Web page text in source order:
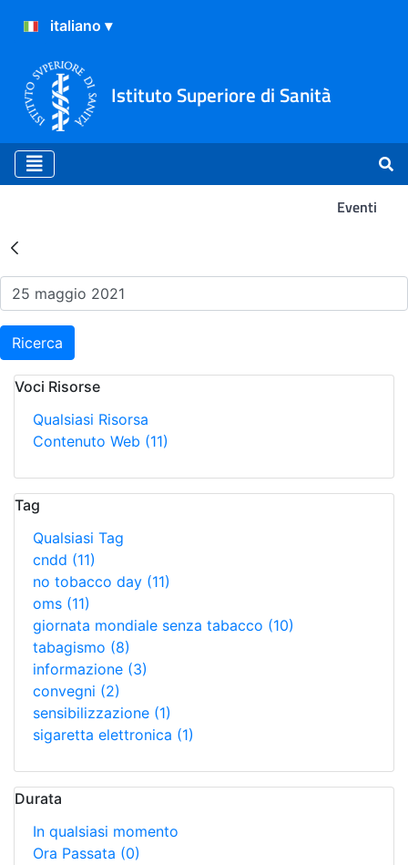
Istituto Superiore di Sanità
Eventi
Risultati della Ricerca -
Ricerca
Voci Risorse
Qualsiasi Risorsa
Contenuto Web (11)
Tag
Qualsiasi Tag
cndd (11)
no tobacco day (11)
oms (11)
giornata mondiale senza tabacco (10)
tabagismo (8)
informazione (3)
convegni (2)
sensibilizzazione (1)
sigaretta elettronica (1)
Durata
In qualsiasi momento
Ora Passata (0)